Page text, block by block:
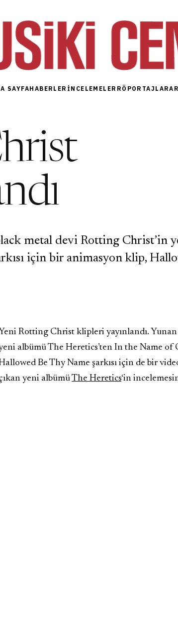
SAYFAHABERLER İNCELEMELER RÖPORTAJLAR
metal devi Rotting Christ’in
için bir animasyon klip,
Yeni Rotting Christ klipleri yayınlandı.
albümü The Heretics’ten In the Name of
Be Thy Name şarkısı için de bir
yeni albümüThe Heretics‘in